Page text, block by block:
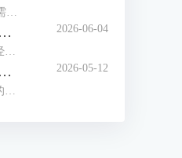
在团队协作开发大型项目时，一般需要使用项目管理工具，比较常用的是Gitee、GitLab等，如果对项目安全性要求较高，需要私有化部署，建议部署GitLab后团队之间使用。很多用户并不知道GitLab是什么，初次拿到GitLab账号后怎么修改初始化密码呢？本文将为大家介绍什么是GitLab，如何更改GitLab的初始密码的相关内容。
GitLab如何查看远程分支是基于哪个分支创建的 GitLab怎么切换当前开发分支
我们在使用GitLab做项目管理时，经常会创建多个分支。合理的分支体系能够保证项目顺利推进，在使用分支时，我们需要知道远程分支的创建源头，从而知道代码之间的关系，避免合并冲突。拉取代码后，需要切换到指定分支开发，应该怎么切换分支呢？本文将为大家介绍GitLab如何查看远程分支是基于哪个分支创建的，GitLab怎么切换当前开发分支的相关内容。
2026-06-04
如何在GitLab网站及客户端同步修改个人密码 客户端怎么免密拉取代码
GitLab是大多数开发团队正在使用的开发工具，很多用户想要在开发工具（例如IDEA）中登录GitLab账户，从而可以快速拉取代码。如果GitLab网站修改了密码，怎么能实现开发工具客户端同步修改呢？每次拉取代码都需要输入密码的情况下，怎么做到免密拉取代码呢？本文将为大家介绍如何在GitLab网站及客户端同步修改个人密码，客户端怎么免密拉取代码的相关内容。
2026-05-12